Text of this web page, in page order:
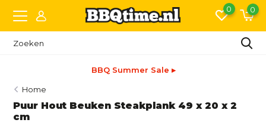
0 0
BBQ Summer Sale ▸
Home
Puur Hout Beuken Steakplank 49 x 20 x 2
cm